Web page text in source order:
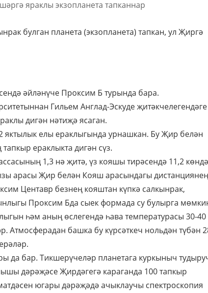
булган планета (экзопланета) тапкан, ул Җиргә
әйләнүче Проксим Б турында бара.
Гильем Англад-Эскуде җитәкчелегендәге
дигән нәтиҗә ясаган.
елы ераклыгында урнашкан. Бу Җир белән
ераклыкта дигән сүз.
1,3 нә җитә, үз кояшы тирәсендә 11,2 көндә
арасы Җир белән Кояш арасындагы дистанциянең
Центавр безнең кояштан күпкә салкынрак,
Проксим Бда сыек формада су булырга
һәм аның өслегендә һава температурасы 30-40
Атмосферадан башка бу күрсәткеч нольдән түбән
да бар. Тикшерүчеләр планетага куркыныч
дәрәҗәсе Җирдәгегә караганда 100 тапкыр
югары дәрәҗәдә ачыклаучы спектроскопия